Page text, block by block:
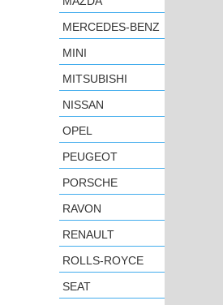
MERCEDES-BENZ
MINI
MITSUBISHI
NISSAN
OPEL
PEUGEOT
PORSCHE
RAVON
RENAULT
ROLLS-ROYCE
SEAT